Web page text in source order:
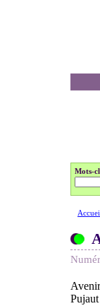
Mots-